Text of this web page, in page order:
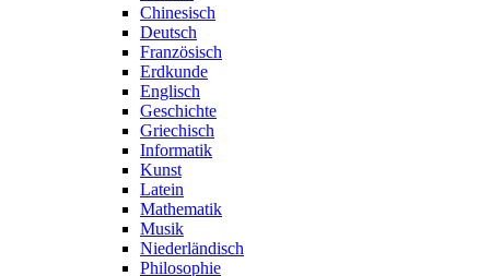
Chinesisch
Deutsch
Französisch
Erdkunde
Englisch
Geschichte
Griechisch
Informatik
Kunst
Latein
Mathematik
Musik
Niederländisch
Philosophie